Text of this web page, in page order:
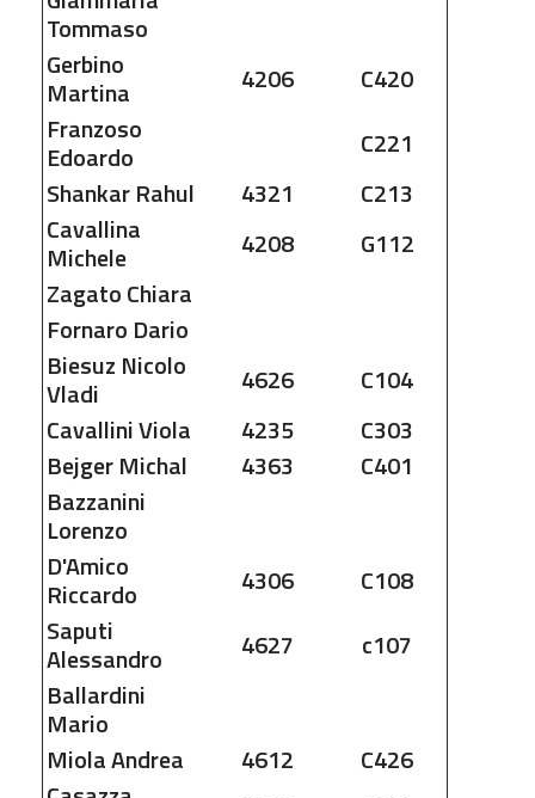
Tommaso
Gerbino
Martina 4206
C420
Franzoso
Edoardo
C221
ShankarRahul 4321
C213
Cavallina
Michele 4208
G112
ZagatoChiara
Fornaro Dario
Biesuz Nicolo
Vladi 4626
C104
CavalliniViola 4235
C303
BejgerMichal 4363
C401
Bazzanini
Lorenzo
D'Amico
Riccardo 4306
C108
Saputi
Alessandro 4627
c107
Ballardini
Mario
MiolaAndrea 4612
C426